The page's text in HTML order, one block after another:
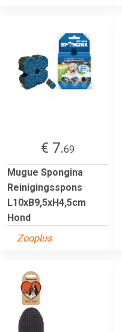
€ 7.69
Mugue Spongina
Reinigingsspons
L10xB9,5xH4,5cm
Hond
Zooplus